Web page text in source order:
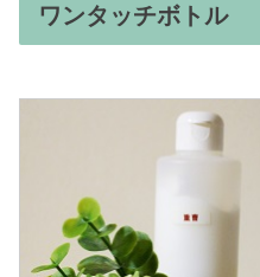
ワンタッチボトル